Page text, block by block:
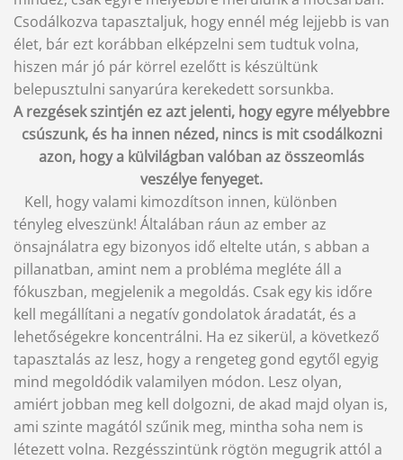
Csodálkozva tapasztaljuk, hogy ennél még lejjebb is van
élet, bár ezt korábban elképzelni sem tudtuk volna,
hiszen már jó pár körrel ezelőtt is készültünk
belepusztulni sanyarúra kerekedett sorsunkba.
A rezgések szintjén ez azt jelenti, hogy egyre mélyebbre
csúszunk, és ha innen nézed, nincs is mit csodálkozni
azon, hogy a külvilágban valóban az összeomlás
veszélye fenyeget.
Kell, hogy valami kimozdítson innen, különben
tényleg elveszünk! Általában ráun az ember az
önsajnálatra egy bizonyos idő eltelte után, s abban a
pillanatban, amint nem a probléma megléte áll a
fókuszban, megjelenik a megoldás. Csak egy kis időre
kell megállítani a negatív gondolatok áradatát, és a
lehetőségekre koncentrálni. Ha ez sikerül, a következő
tapasztalás az lesz, hogy a rengeteg gond egytől egyig
mind megoldódik valamilyen módon. Lesz olyan,
amiért jobban meg kell dolgozni, de akad majd olyan is,
ami szinte magától szűnik meg, mintha soha nem is
létezett volna. Rezgésszintünk rögtön megugrik attól a